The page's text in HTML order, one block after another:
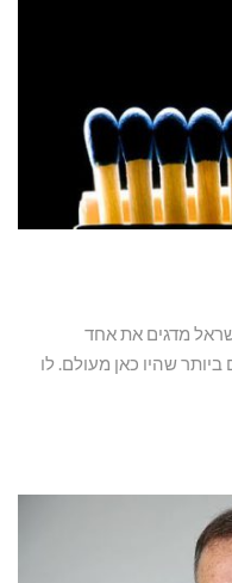
מדגים את אחד
שהיו כאן מעולם. לו